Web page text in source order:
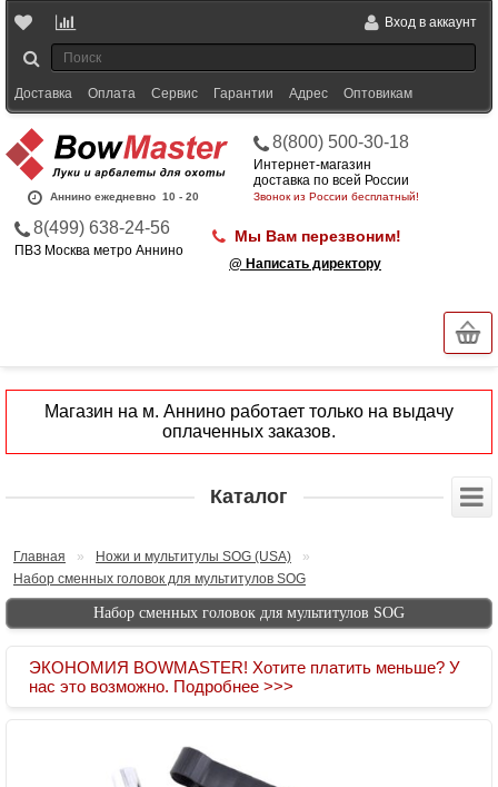
Вход в аккаунт
Доставка Оплата Сервис Гарантии Адрес Оптовикам
Аннино ежедневно 10 - 20
8(800) 500-30-18
Интернет-магазин
доставка по всей России
Звонок из России бесплатный!
8(499) 638-24-56
ПВЗ Москва метро Аннино
Мы Вам перезвоним!
@ Написать директору
Магазин на м. Аннино работает только на выдачу
оплаченных заказов.
Каталог
Главная » Ножи и мультитулы SOG (USA)
»
Набор сменных головок для мультитулов SOG
Набор сменных головок для мультитулов SOG
ЭКОНОМИЯ BOWMASTER! Хотите платить меньше? У
нас это возможно. Подробнее >>>